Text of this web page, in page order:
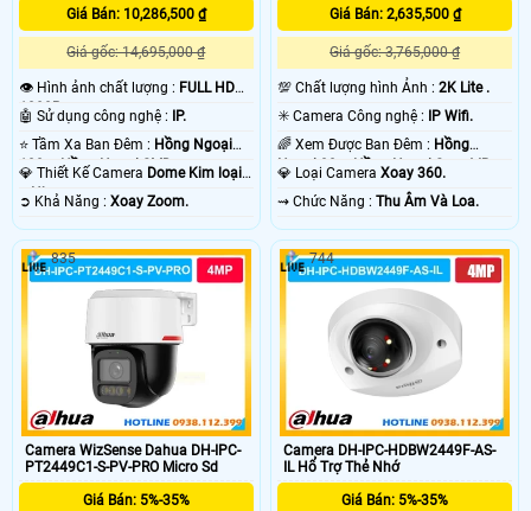
Giá Bán: 10,286,500 ₫
Giá gốc: 14,695,000 ₫
👁 Hình ảnh chất lượng : FULL HD
1080P .
🤖️ Sử dụng công nghệ :
IP.
⭐ Tầm Xa Ban Đêm : Hồng Ngoại
100m Hồng Ngoại SMD.
💎 Thiết Kế Camera Dome Kim loại
+ Nhựa.
️➲ Khả Năng : Xoay Zoom.
Giá Bán: 2,635,500 ₫
Giá gốc: 3,765,000 ₫
💯 Chất lượng hình Ảnh :2K Lite .
✳️ Camera Công nghệ :
IP Wifi.
🌈 Xem Được Ban Đêm : Hồng
Ngoại 30m Hồng Ngoại Smart IR.
💎 Loại CameraXoay 360.
️⇝ Chức Năng :Thu Âm Và Loa.
Camera WizSense Dahua DH-IPC-
PT2449C1-S-PV-PRO Micro Sd
Giá Bán: 5%-35%
835
Camera DH-IPC-HDBW2449F-AS-
IL Hổ Trợ Thẻ Nhớ
Giá Bán: 5%-35%
744